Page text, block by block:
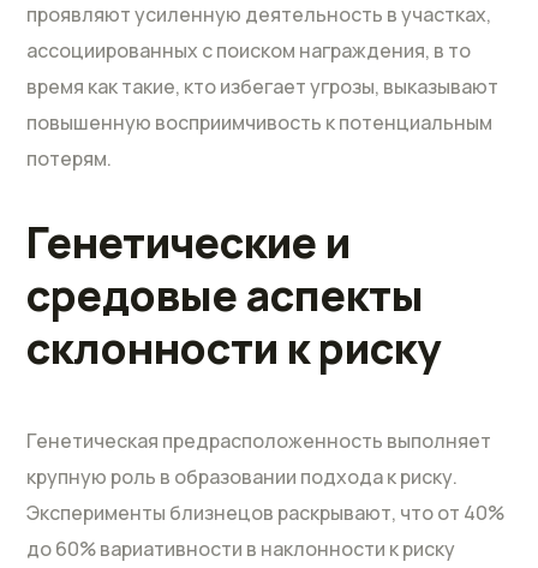
проявляют усиленную деятельность в участках,
ассоциированных с поиском награждения, в то
время как такие, кто избегает угрозы, выказывают
повышенную восприимчивость к потенциальным
потерям.
Генетические и
средовые аспекты
склонности к риску
Генетическая предрасположенность выполняет
крупную роль в образовании подхода к риску.
Эксперименты близнецов раскрывают, что от 40%
до 60% вариативности в наклонности к риску